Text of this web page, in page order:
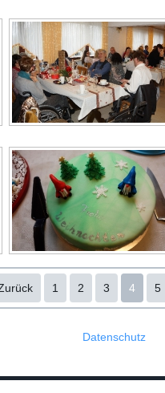
1 2 3 4 5
Datenschutz